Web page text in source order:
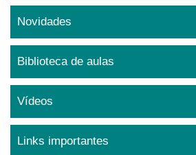
Novidades
Biblioteca de aulas
Vídeos
Links importantes